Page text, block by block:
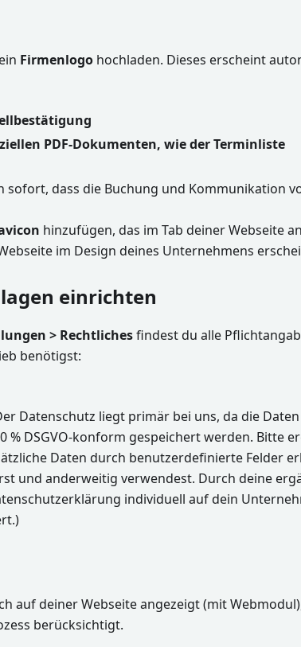
Firmenlogo hochladen. Dieses erscheint
PDF-Dokumenten, wie der Terminliste
sofort, dass die Buchung und Kommunikation
hinzufügen, das im Tab deiner Webseite
im Design deines Unternehmens
einrichten
> Rechtlichesfindest du alle
benötigst:
Datenschutz liegt primär bei uns, da die
% DSGVO-konform gespeichert werden. Bitte
Daten durch benutzerdefinierte Felder
und anderweitig verwendest. Durch deine
individuell auf dein
auf deiner Webseite angezeigt (mit
berücksichtigt.